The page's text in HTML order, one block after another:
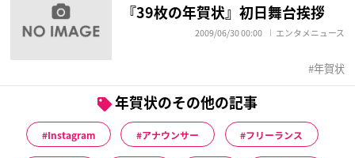
『39枚の年賀状』初日舞台挨拶
2009/06/30 00:00 エンタメニュース
年賀状
年賀状のその他の記事
Instagram アナウンサー フリーランス